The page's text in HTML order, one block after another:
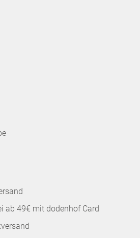
ab 49€ mit dodenhof Card